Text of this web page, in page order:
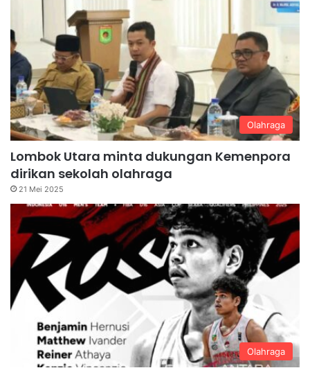
Olahraga
Lombok Utara minta dukungan Kemenpora
dirikan sekolah olahraga
21 Mei 2025
Olahraga